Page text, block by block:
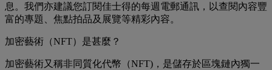
息。我們亦建議您訂閱佳士得的每週電郵通訊，以查閱內容豐
富的專題、焦點拍品及展覽等精彩內容。
加密藝術（NFT）是甚麼？
加密藝術又稱非同質化代幣（NFT)，是儲存於區塊鏈內獨一